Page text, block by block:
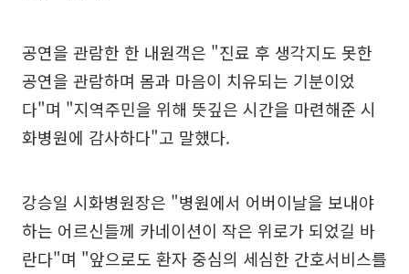
공연을 관람한 한 내원객은 "진료 후 생각지도 못한
공연을 관람하며 몸과 마음이 치유되는 기분이었
다"며 "지역주민을 위해 뜻깊은 시간을 마련해준 시
화병원에 감사하다"고 말했다.
강승일 시화병원장은 "병원에서 어버이날을 보내야
하는 어르신들께 카네이션이 작은 위로가 되었길 바
란다"며 "앞으로도 환자 중심의 세심한 간호서비스를